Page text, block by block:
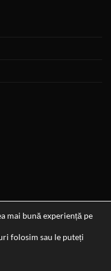
si ale preturilor: 29-12-
mai bună experiență pe
folosim sau le puteți